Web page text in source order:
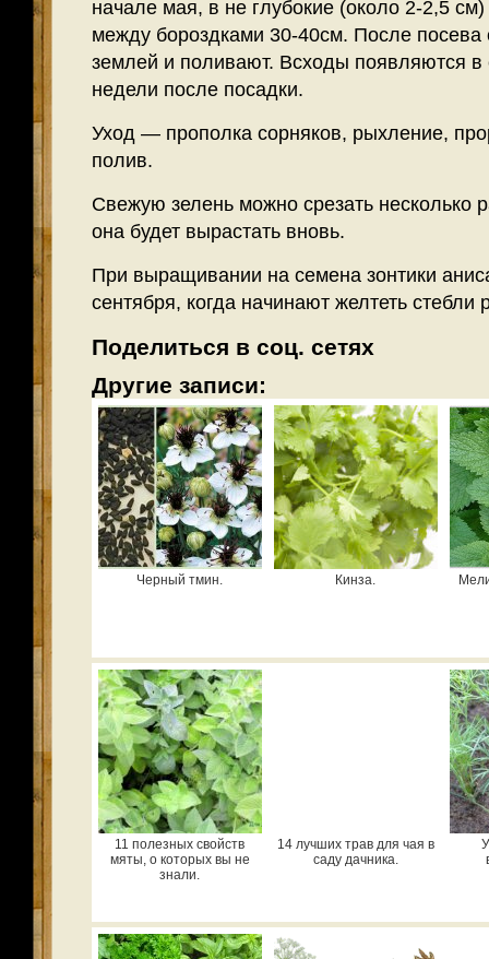
начале мая, в не глубокие (около 2-2,5
между бороздками 30-40см. После
землей и поливают. Всходы появляются в
недели после посадки.
Уход — прополка сорняков, рыхление,
полив.
Свежую зелень можно срезать несколько
она будет вырастать вновь.
При выращивании на семена зонтики
сентября, когда начинают желтеть стебли
Поделиться в соц. сетях
Другие записи:
Черный тмин. Кинза.
11 полезных свойств
мяты, о которых вы не
знали.
14 лучших трав для чая в
саду дачника.